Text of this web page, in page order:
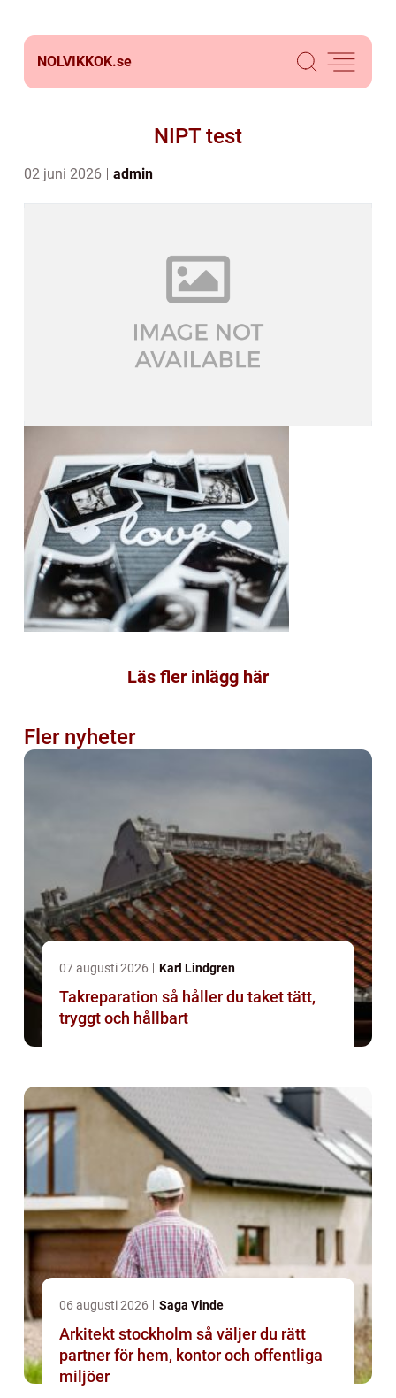
NOLVIKKOK.se
NIPT test
02 juni 2026 admin
Läs fler inlägg här
Fler nyheter
07 augusti 2026 Karl Lindgren
Takreparation så håller du taket tätt,
tryggt och hållbart
06 augusti 2026 Saga Vinde
Arkitekt stockholm så väljer du rätt
partner för hem, kontor och offentliga
miljöer